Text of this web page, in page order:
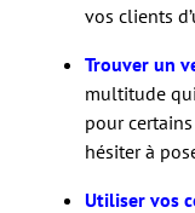
vos clients
Trouver un
multitude
pour
hésiter à
Utiliser vos